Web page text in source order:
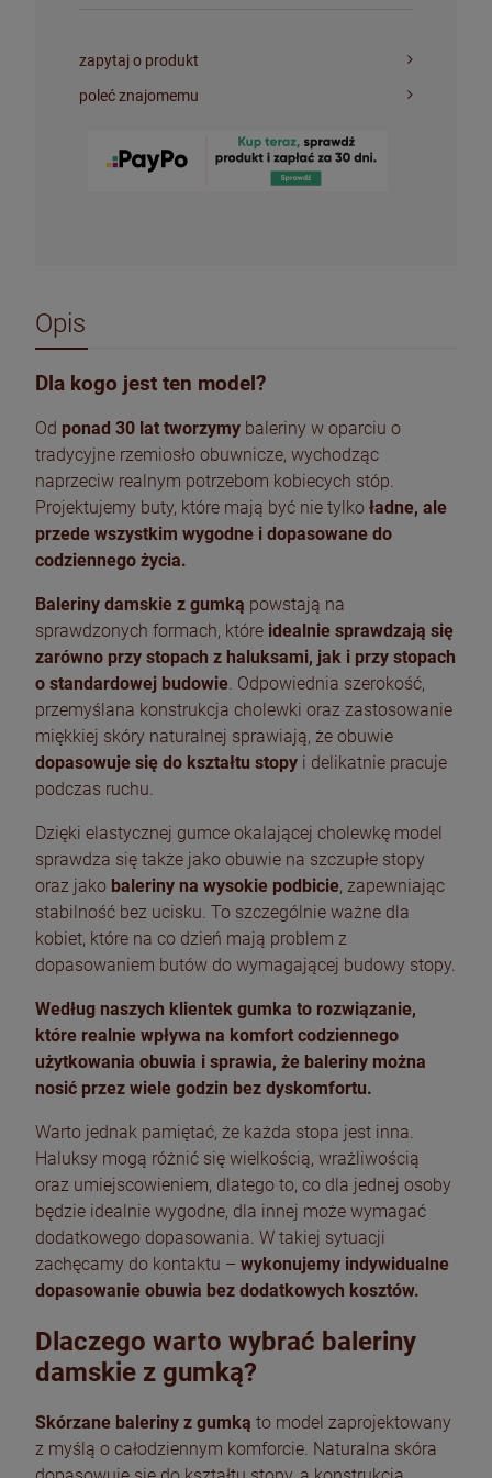
zapytaj o produkt
poleć znajomemu
Opis
Dla kogo jest ten model?
Od ponad 30 lat tworzymy baleriny w oparciu o
tradycyjne rzemiosło obuwnicze, wychodząc
naprzeciw realnym potrzebom kobiecych stóp.
Projektujemy buty, które mają być nie tylko ładne, ale
przede wszystkim wygodne i dopasowane do
codziennego życia.
Baleriny damskie z gumką powstają na
sprawdzonych formach, które idealnie sprawdzają się
zarówno przy stopach z haluksami, jak i przy stopach
o standardowej budowie. Odpowiednia szerokość,
przemyślana konstrukcja cholewki oraz zastosowanie
miękkiej skóry naturalnej sprawiają, że obuwie
dopasowuje się do kształtu stopy i delikatnie pracuje
podczas ruchu.
Dzięki elastycznej gumce okalającej cholewkę model
sprawdza się także jako obuwie na szczupłe stopy
oraz jako baleriny na wysokie podbicie, zapewniając
stabilność bez ucisku. To szczególnie ważne dla
kobiet, które na co dzień mają problem z
dopasowaniem butów do wymagającej budowy stopy.
Według naszych klientek gumka to rozwiązanie,
które realnie wpływa na komfort codziennego
użytkowania obuwia i sprawia, że baleriny można
nosić przez wiele godzin bez dyskomfortu.
Warto jednak pamiętać, że każda stopa jest inna.
Haluksy mogą różnić się wielkością, wrażliwością
oraz umiejscowieniem, dlatego to, co dla jednej osoby
będzie idealnie wygodne, dla innej może wymagać
dodatkowego dopasowania. W takiej sytuacji
zachęcamy do kontaktu – wykonujemy indywidualne
dopasowanie obuwia bez dodatkowych kosztów.
Dlaczego warto wybrać baleriny
damskie z gumką?
Skórzane baleriny z gumką to model zaprojektowany
z myślą o całodziennym komforcie. Naturalna skóra